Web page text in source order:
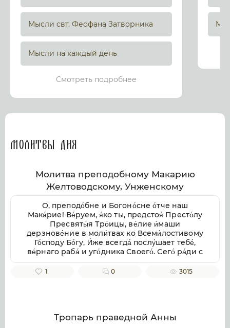
Мысли свт. Феофана Затворника
Мысли на каждый день
Смотреть подробнее
Молитвы дня
Молитва преподобному Макарию
Желтоводскому, Унженскому
О, преподо́бне и Богоно́сне о́тче наш
Мака́рие! Ве́руем, я́ко ты, предстоя́ Престо́лу
Пресвяты́я Тро́ицы, ве́лие и́маши
дерзнове́ние в моли́твах ко Всеми́лостивому
Го́споду Бо́гу, И́же всегда́ послу́шает тебе́,
ве́рнаго раба́ и уго́дника Своего́. Сего́ ра́ди с
умиле́нием смире́нно припа́даем к тебе́,
свя́тче Бо́жий, не премолчи́ о нас моли́тися ко
исправле́ние зло́му и окая́нному на́шему
1 0 3015
Тропарь праведной Анны